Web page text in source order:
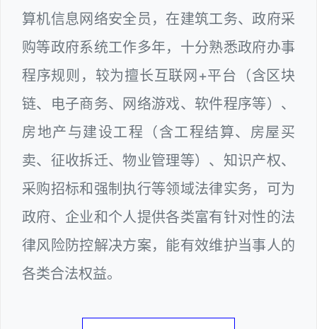
算机信息网络安全员，在建筑工务、政府采
购等政府系统工作多年，十分熟悉政府办事
程序规则，较为擅长互联网+平台（含区块
链、电子商务、网络游戏、软件程序等）、
房地产与建设工程（含工程结算、房屋买
卖、征收拆迁、物业管理等）、知识产权、
采购招标和强制执行等领域法律实务，可为
政府、企业和个人提供各类富有针对性的法
律风险防控解决方案，能有效维护当事人的
各类合法权益。